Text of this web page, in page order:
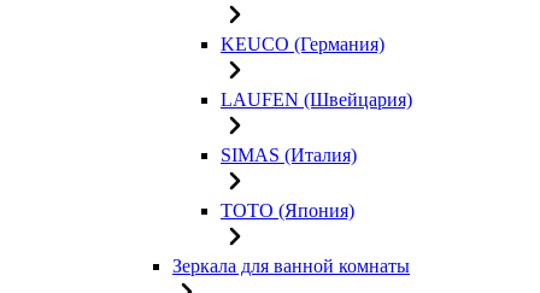
KEUCO (Германия)
LAUFEN (Швейцария)
SIMAS (Италия)
TOTO (Япония)
Зеркала для ванной комнаты